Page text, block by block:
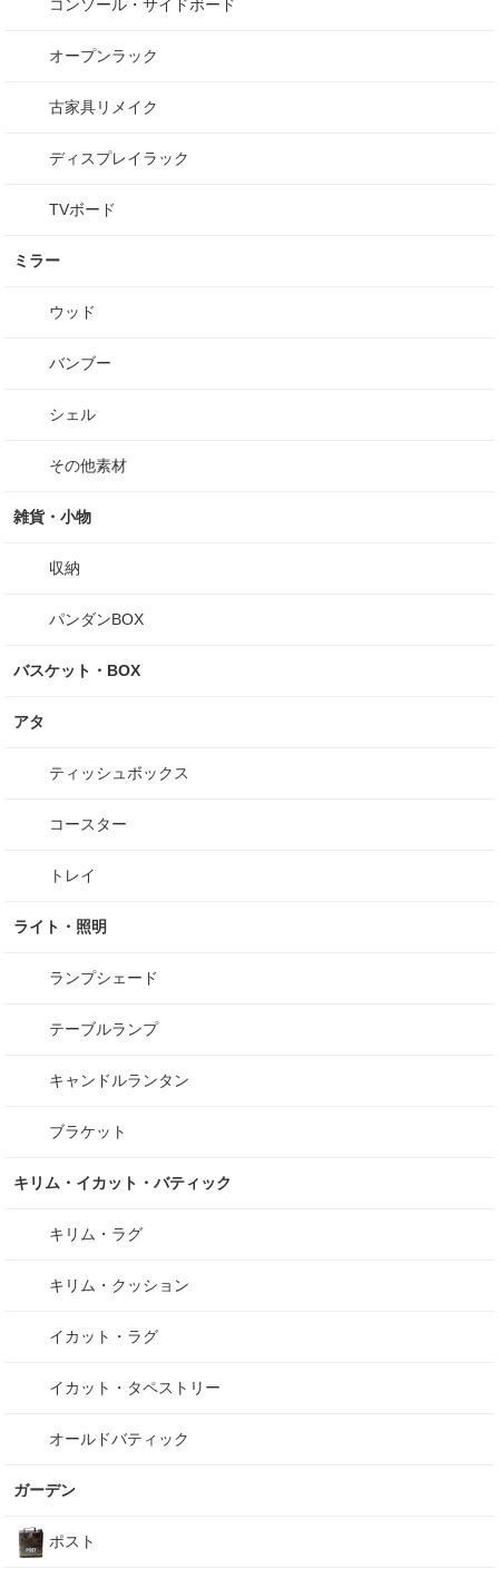
コンソール・サイドボード
オープンラック
古家具リメイク
ディスプレイラック
TVボード
ミラー
ウッド
バンブー
シェル
その他素材
雑貨・小物
収納
パンダンBOX
バスケット・BOX
アタ
ティッシュボックス
コースター
トレイ
ライト・照明
ランプシェード
テーブルランプ
キャンドルランタン
ブラケット
キリム・イカット・バティック
キリム・ラグ
キリム・クッション
イカット・ラグ
イカット・タペストリー
オールドバティック
ガーデン
ポスト